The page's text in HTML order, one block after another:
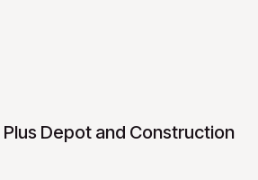
Depot and Construction